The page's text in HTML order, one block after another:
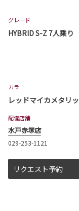
アクアが一部改良となりまし
2026-07-01
ハイランダー 発売
た。
取扱店舗は、日立店、水戸
くば学園の森店、古河店、
ハイランダーは茨城トヨタか
詳しくはこちら
グレード
HYBRID S-Z 7人乗り
カラー
レッドマイカメタリ
配備店舗
水戸赤塚店
029-253-1121
リクエスト予約